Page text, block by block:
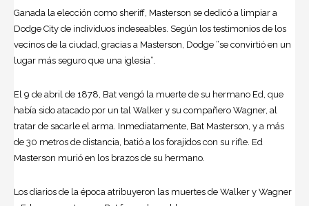
Ganada la elección como sheriff, Masterson se dedicó a limpiar a
Dodge City de individuos indeseables. Según los testimonios de los
vecinos de la ciudad, gracias a Masterson, Dodge “se convirtió en un
lugar más seguro que una iglesia”.
El 9 de abril de 1878, Bat vengó la muerte de su hermano Ed, que
había sido atacado por un tal Walker y su compañero Wagner, al
tratar de sacarle el arma. Inmediatamente, Bat Masterson, y a más
de 30 metros de distancia, batió a los forajidos con su rifle. Ed
Masterson murió en los brazos de su hermano.
Los diarios de la época atribuyeron las muertes de Walker y Wagner